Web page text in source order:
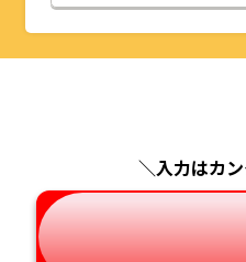
山
千
神
福
長
岐
京
兵
奈
島
広
山
福
長
熊
＼入力はカ